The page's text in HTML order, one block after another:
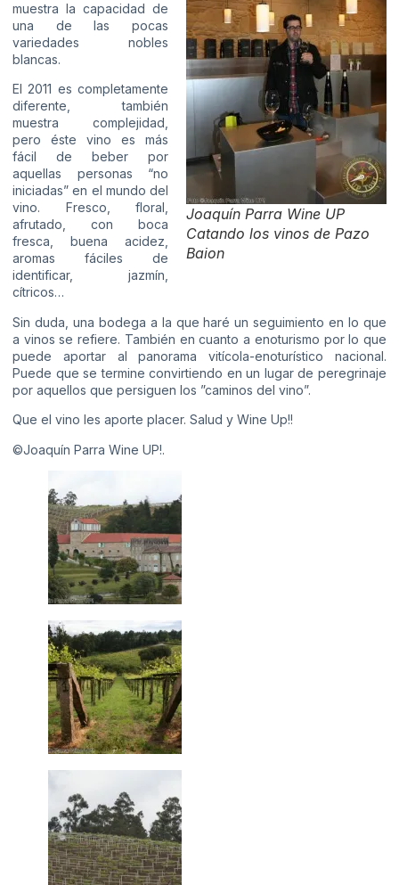
Joaquín Parra Wine UP
Catando los vinos de Pazo
Baion
muestra la capacidad de
una de las pocas
variedades nobles
blancas.
El 2011 es completamente
diferente, también
muestra complejidad,
pero éste vino es más
fácil de beber por
aquellas personas “no
iniciadas” en el mundo del
vino. Fresco, floral,
afrutado, con boca
fresca, buena acidez,
aromas fáciles de
identificar, jazmín,
cítricos…
Sin duda, una bodega a la que haré un seguimiento en lo que
a vinos se refiere. También en cuanto a enoturismo por lo que
puede aportar al panorama vitícola-enoturístico nacional.
Puede que se termine convirtiendo en un lugar de peregrinaje
por aquellos que persiguen los ”caminos del vino”.
Que el vino les aporte placer. Salud y Wine Up!!
©Joaquín Parra Wine UP!.